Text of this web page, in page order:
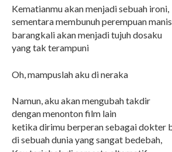
Kematianmu akan menjadi sebuah ironi,
sementara membunuh perempuan manis
barangkali akan menjadi tujuh dosaku
yang tak terampuni
Oh, mampuslah aku di neraka
Namun, aku akan mengubah takdir
dengan menonton film lain
ketika dirimu berperan sebagai dokter
di sebuah dunia yang sangat bedebah,